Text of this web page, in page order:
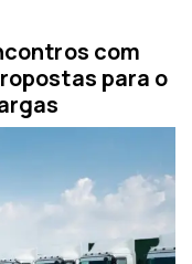
com
para o